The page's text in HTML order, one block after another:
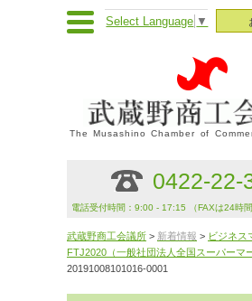
Select Language ▼
The Musashino Chamber of
0422-22-
電話受付時間：9:00 - 17:15 （FAXは24時間
武蔵野商工会議所 > 新着情報 > ビジネス
FTJ2020（一般社団法人全国スーパーマ
20191008101016-0001